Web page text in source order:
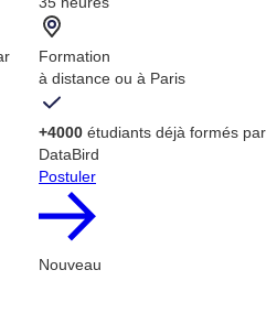
Formation
à distance ou à Paris
+4000 étudiants déjà formés par
DataBird
Postuler
Nouveau